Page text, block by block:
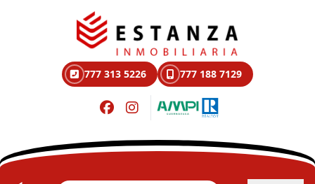
777 313 5226 777 188 7129